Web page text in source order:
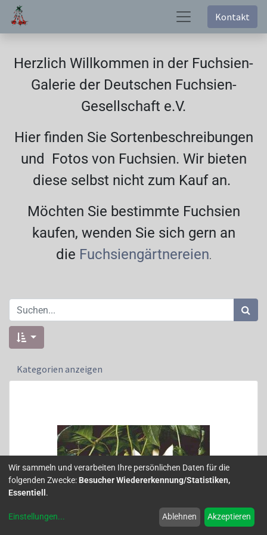
Kontakt
Herzlich Willkommen in der Fuchsien-
Galerie der Deutschen Fuchsien-
Gesellschaft e.V.
Hier finden Sie Sortenbeschreibungen
und Fotos von Fuchsien. Wir bieten
diese selbst nicht zum Kauf an.
Möchten Sie bestimmte Fuchsien
kaufen, wenden Sie sich gern an
die Fuchsiengärtnereien.
Kategorien anzeigen
Wir sammeln und verarbeiten Ihre persönlichen Daten für die
folgenden Zwecke: Besucher Wiedererkennung/Statistiken,
Essentiell .
Einstellungen... Ablehnen Akzeptieren